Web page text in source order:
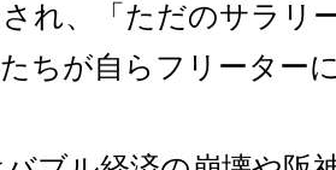
れ、「ただのサラリ
ちが自らフリーター